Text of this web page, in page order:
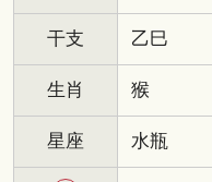
干支 乙巳
生肖 猴
星座 水瓶